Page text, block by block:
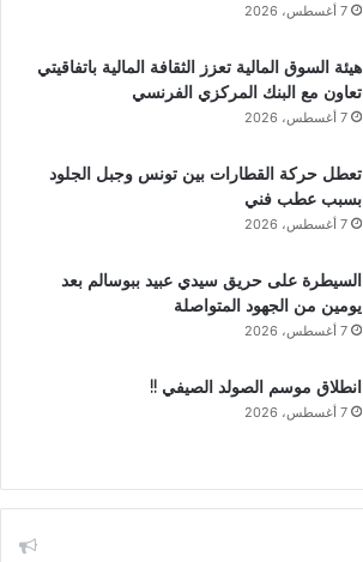
7 أغسطس، 2026
هيئة السوق المالية تعزز الثقافة المالية باتفاقيتي
تعاون مع البنك المركزي الفرنسي
7 أغسطس، 2026
تعطل حركة القطارات بين تونس وجبل الجلود
بسبب عطب فني
7 أغسطس، 2026
السيطرة على حريق سيدي عبيد ببوسالم بعد
يومين من الجهود المتواصلة
7 أغسطس، 2026
انطلاق موسم الصولد الصيفي !!
7 أغسطس، 2026